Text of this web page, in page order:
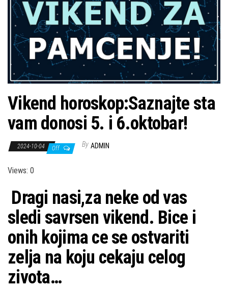
Vikend horoskop:Saznajte sta
vam donosi 5. i 6.oktobar!
2024-10-04 Off By ADMIN
Views: 0
Dragi nasi,za neke od vas
sledi savrsen vikend. Bice i
onih kojima ce se ostvariti
zelja na koju cekaju celog
zivota…